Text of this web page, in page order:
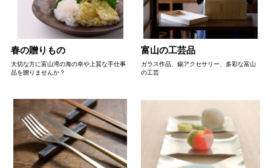
春の贈りもの
大切な方に富山湾の海の幸や上質な手仕事
品を贈りませんか？
富山の工芸品
ガラス作品、錫アクセサリー、多彩な富山
の工芸